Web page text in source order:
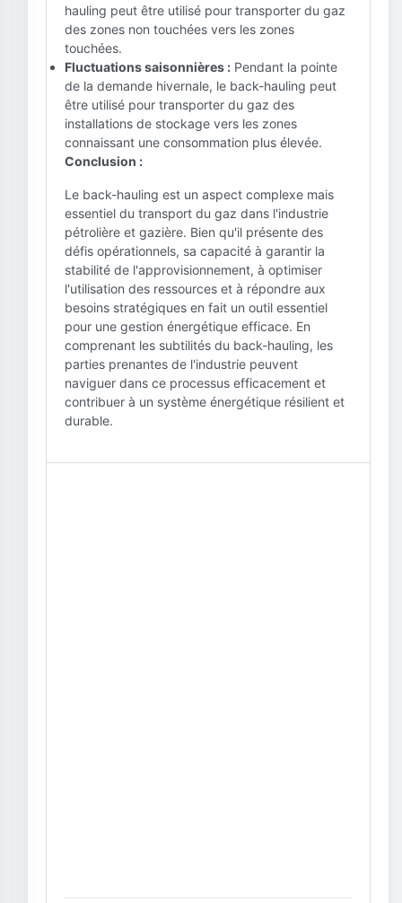
hauling peut être utilisé pour transporter du gaz
des zones non touchées vers les zones
touchées.
Fluctuations saisonnières : Pendant la pointe
de la demande hivernale, le back-hauling peut
être utilisé pour transporter du gaz des
installations de stockage vers les zones
connaissant une consommation plus élevée.
Conclusion :
Le back-hauling est un aspect complexe mais
essentiel du transport du gaz dans l'industrie
pétrolière et gazière. Bien qu'il présente des
défis opérationnels, sa capacité à garantir la
stabilité de l'approvisionnement, à optimiser
l'utilisation des ressources et à répondre aux
besoins stratégiques en fait un outil essentiel
pour une gestion énergétique efficace. En
comprenant les subtilités du back-hauling, les
parties prenantes de l'industrie peuvent
naviguer dans ce processus efficacement et
contribuer à un système énergétique résilient et
durable.